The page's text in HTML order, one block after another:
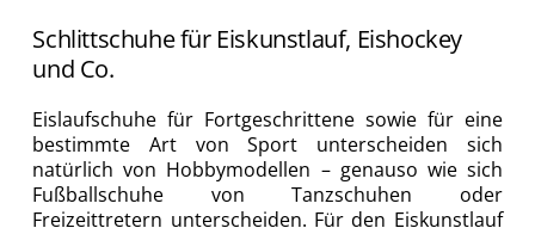
Schlittschuhe für Eiskunstlauf, Eishockey
und Co.
Eislaufschuhe für Fortgeschrittene sowie für eine
bestimmte Art von Sport unterscheiden sich
natürlich von Hobbymodellen – genauso wie sich
Fußballschuhe von Tanzschuhen oder
Freizeittretern unterscheiden. Für den Eiskunstlauf